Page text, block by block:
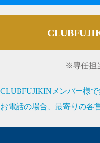
※専任担
CLUBFUJIKINメンバー様
お電話の場合、最寄りの各